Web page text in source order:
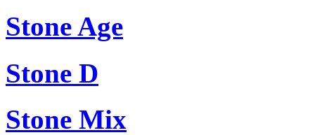
Stone Age
Stone D
Stone Mix